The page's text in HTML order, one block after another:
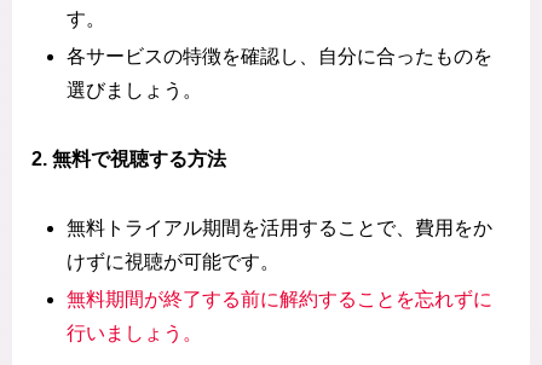
す。
各サービスの特徴を確認し、自分に合ったものを
選びましょう。
2. 無料で視聴する方法
無料トライアル期間を活用することで、費用をか
けずに視聴が可能です。
無料期間が終了する前に解約することを忘れずに
行いましょう。